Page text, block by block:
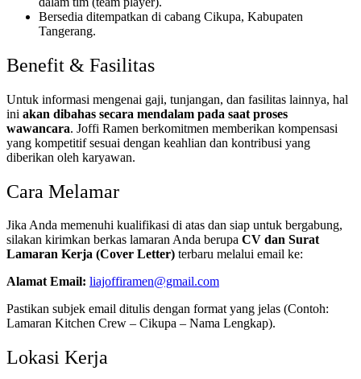
Bersedia ditempatkan di cabang Cikupa, Kabupaten
Tangerang.
Benefit & Fasilitas
Untuk informasi mengenai gaji, tunjangan, dan fasilitas lainnya, hal
ini akan dibahas secara mendalam pada saat proses
wawancara. Joffi Ramen berkomitmen memberikan kompensasi
yang kompetitif sesuai dengan keahlian dan kontribusi yang
diberikan oleh karyawan.
Cara Melamar
Jika Anda memenuhi kualifikasi di atas dan siap untuk bergabung,
silakan kirimkan berkas lamaran Anda berupa CV dan Surat
Lamaran Kerja (Cover Letter) terbaru melalui email ke:
Alamat Email: liajoffiramen@gmail.com
Pastikan subjek email ditulis dengan format yang jelas (Contoh:
Lamaran Kitchen Crew – Cikupa – Nama Lengkap).
Lokasi Kerja